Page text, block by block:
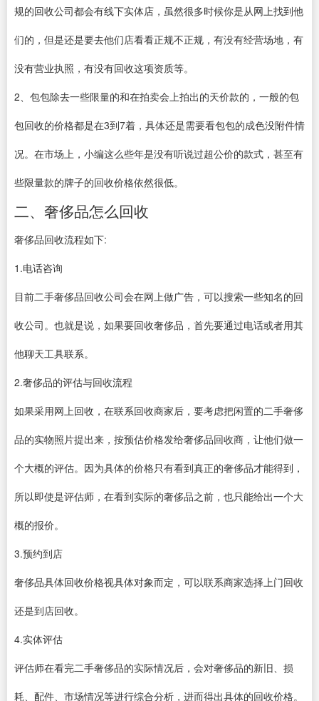
规的回收公司都会有线下实体店，虽然很多时候你是从网上找到他
们的，但是还是要去他们店看看正规不正规，有没有经营场地，有
没有营业执照，有没有回收这项资质等。
2、包包除去一些限量的和在拍卖会上拍出的天价款的，一般的包
包回收的价格都是在3到7着，具体还是需要看包包的成色没附件情
况。在市场上，小编这么些年是没有听说过超公价的款式，甚至有
些限量款的牌子的回收价格依然很低。
二、奢侈品怎么回收
奢侈品回收流程如下:
1.电话咨询
目前二手奢侈品回收公司会在网上做广告，可以搜索一些知名的回
收公司。也就是说，如果要回收奢侈品，首先要通过电话或者用其
他聊天工具联系。
2.奢侈品的评估与回收流程
如果采用网上回收，在联系回收商家后，要考虑把闲置的二手奢侈
品的实物照片提出来，按预估价格发给奢侈品回收商，让他们做一
个大概的评估。因为具体的价格只有看到真正的奢侈品才能得到，
所以即使是评估师，在看到实际的奢侈品之前，也只能给出一个大
概的报价。
3.预约到店
奢侈品具体回收价格视具体对象而定，可以联系商家选择上门回收
还是到店回收。
4.实体评估
评估师在看完二手奢侈品的实际情况后，会对奢侈品的新旧、损
耗、配件、市场情况等进行综合分析，进而得出具体的回收价格。